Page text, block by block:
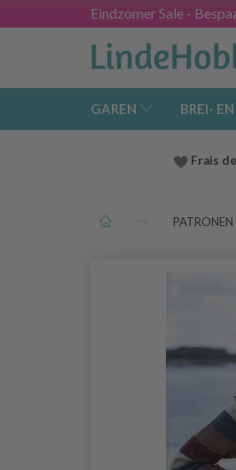
Eindzomer Sale -
GAREN BREI-
Frais
PATRONEN